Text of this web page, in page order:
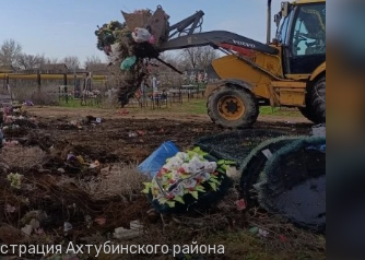
Ахтубинского района